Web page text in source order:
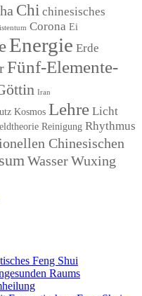
Chi chinesisches
Corona Ei
Energie Erde
Fünf-Elemente-
Iran
Kosmos Lehre Licht
Reinigung Rhythmus
Chinesischen
WasserWuxing
Feng Shui
Raums